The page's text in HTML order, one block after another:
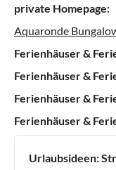
private Homepage:
Aquaronde
Ferienhäuser &
Ferienhäuser &
Ferienhäuser &
Ferienhäuser &
Urlaubsideen: